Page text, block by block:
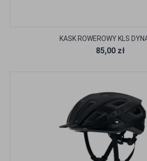
KASK ROWEROWY KLS
85,00 zł